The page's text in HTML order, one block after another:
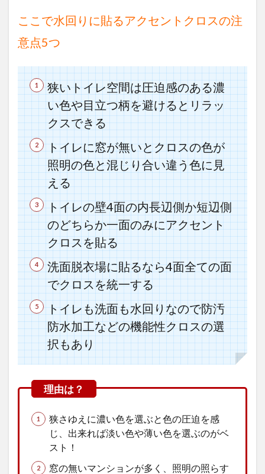
ここで水回りに貼るアクセントクロスの注
意点5つ
狭いトイレ空間は圧迫感のある濃
い色や目立つ柄を避けるとリラッ
クスできる
トイレに窓が無いとクロスの色が
照明の色と混じり合い違う色に見
える
トイレの壁4面の内長辺側か短辺側
のどちらか一面のみにアクセント
クロスを貼る
洗面脱衣場に貼るなら4面全ての面
でクロスを統一する
トイレも洗面も水回りなので防汚
防水加工などの機能性クロスの選
択もあり
狭さゆえに濃い色を選ぶと色の圧迫を感
じ、出来れば淡い色や薄い色を選ぶのがベ
スト！
窓の無いマンションが多く、照明の照らす